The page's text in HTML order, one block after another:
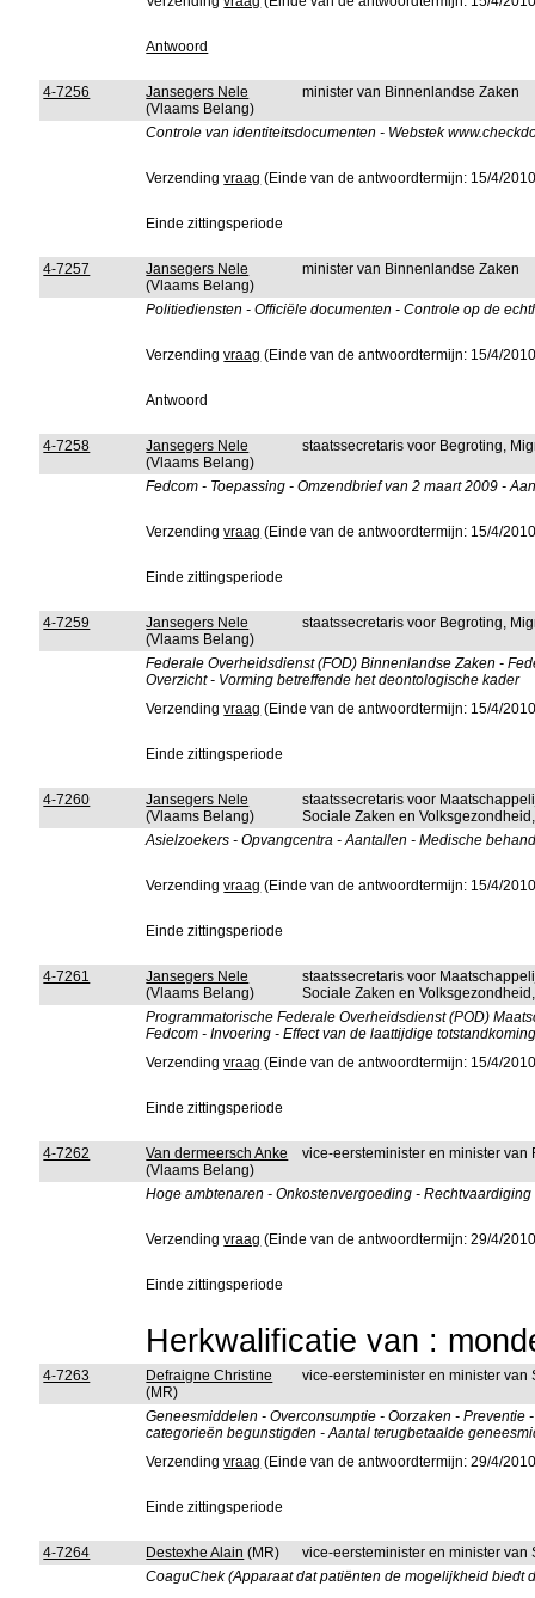
Antwoord
4-7256
Jansegers Nele
(Vlaams Belang)
minister van Binnenlandse Zaken
Controle van identiteitsdocumenten - Webstek
Verzendingvraag (Einde van de antwoordtermijn: 15/4/
Einde zittingsperiode
4-7257
Jansegers Nele
(Vlaams Belang)
minister van Binnenlandse Zaken
Politiediensten - Officiële documenten - Controle op de
Verzendingvraag (Einde van de antwoordtermijn: 15/4/
Antwoord
4-7258
Jansegers Nele
(Vlaams Belang)
staatssecretaris voor Begroting,
Fedcom - Toepassing - Omzendbrief van 2 maart 2009 -
Verzendingvraag (Einde van de antwoordtermijn: 15/4/
Einde zittingsperiode
4-7259
Jansegers Nele
(Vlaams Belang)
staatssecretaris voor Begroting,
Federale Overheidsdienst (FOD) Binnenlandse Zaken -
Overzicht - Vorming betreffende het deontologische kader
Verzendingvraag (Einde van de antwoordtermijn: 15/4/
Einde zittingsperiode
4-7260
Jansegers Nele
(Vlaams Belang)
staatssecretaris voor
Sociale Zaken en
Asielzoekers - Opvangcentra - Aantallen - Medische
Verzendingvraag (Einde van de antwoordtermijn: 15/4/
Einde zittingsperiode
4-7261
Jansegers Nele
(Vlaams Belang)
staatssecretaris voor
Sociale Zaken en
Programmatorische Federale Overheidsdienst (POD)
Fedcom - Invoering - Effect van de laattijdige
Verzendingvraag (Einde van de antwoordtermijn: 15/4/
Einde zittingsperiode
4-7262
Van dermeersch Anke
(Vlaams Belang)
vice-eersteminister en minister
Hoge ambtenaren - Onkostenvergoeding - Rechtvaardiging
Verzendingvraag (Einde van de antwoordtermijn: 29/4/
Einde zittingsperiode
Herkwalificatie van :
4-7263
Defraigne Christine
(MR)
vice-eersteminister en minister
Geneesmiddelen - Overconsumptie - Oorzaken -
categorieën begunstigden - Aantal terugbetaalde
Verzendingvraag (Einde van de antwoordtermijn: 29/4/
Einde zittingsperiode
4-7264 Destexhe Alain (MR)
vice-eersteminister en minister
CoaguChek (Apparaat dat patiënten de mogelijkheid biedt